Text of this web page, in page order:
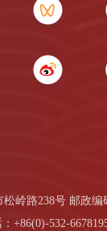
岭路238号 邮政编
+86(0)-532-